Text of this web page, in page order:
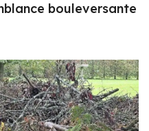
bouleversante